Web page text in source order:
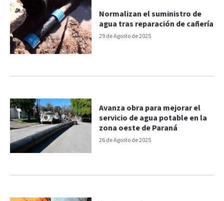
29 de Agosto de 2025
Normalizan el suministro de
agua tras reparación de cañería
26 de Agosto de 2025
Avanza obra para mejorar el
servicio de agua potable en la
zona oeste de Paraná